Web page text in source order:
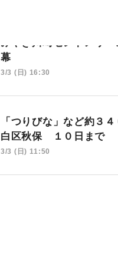
みやぎ川崎セントメリ
幕
3/3 (日) 16:30
「つりびな」など約３
白区秋保 １０日まで
3/3 (日) 11:50